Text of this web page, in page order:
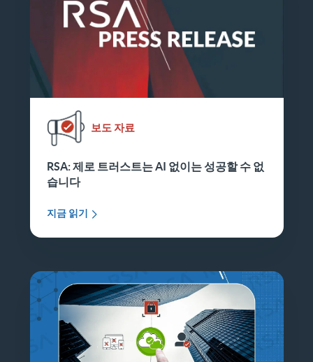
보도 자료
RSA: 제로 트러스트는 AI 없이는 성공할 수 없
습니다
지금 읽기